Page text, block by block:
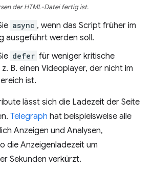
der HTML-Datei fertig ist.
async , wenn das Script früher im
ausgeführt werden soll.
defer für weniger kritische
B. einen Videoplayer, der nicht im
ist.
lässt sich die Ladezeit der Seite
Telegraph hat beispielsweise alle
Anzeigen und Analysen,
die Anzeigenladezeit um
Sekunden verkürzt.